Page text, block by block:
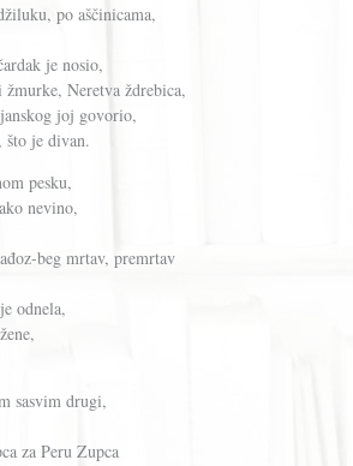
po aščinicama,
je nosio,
Neretva ždrebica,
joj govorio,
što je divan.
pesku,
nevino,
beg mrtav, premrtav
odnela,
sasvim drugi,
za Peru Zupca